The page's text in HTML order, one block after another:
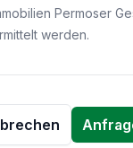
Permoser
werden.